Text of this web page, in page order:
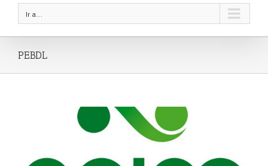
Ir a...
PEBDL